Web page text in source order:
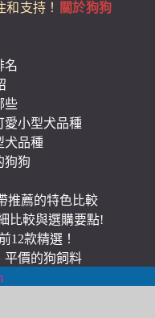
支持！
關於狗狗
名
些
愛小型犬品種
犬品種
狗狗
推薦的特色比較
比較與選購要點!
12款精選！
平價的狗飼料